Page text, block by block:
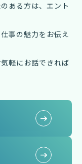
ある方は、エント
事の魅力をお伝え
軽にお話できれば